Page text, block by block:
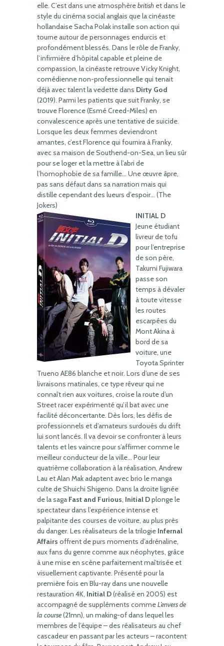
elle. C’est dans une atmosphèrebritish et dans le
style du cinéma social anglais que la cinéaste
hollandaise Sacha Polak installe son action qui
tourne autour de personnages endurcis et
profondément blessés. Dans le rôle de Franky,
l’infirmière d’hôpital capable et pleine de
compassion, la cinéaste retrouve Vicky Knight,
comédienne non-professionnelle qui tenait
déjà avec talent la vedette dans Dirty God
(2019). Parmi les patients que suit Franky, se
trouve Florence (Esmé Creed-Miles) en
convalescence après une tentative de suicide.
Lorsque les deux femmes deviendront
amantes, c’est Florence qui fournira à Franky,
avec sa maison de Southend-on-Sea, un lieu sûr
pour se loger et la mettre à l’abri de
l’homophobie de sa famille… Une œuvre âpre,
pas sans défaut dans sa narration mais qui
distille cependant des lueurs d’espoir… (The
Jokers)
INITIAL D
Jeune étudiant
livreur de tofu
pour l’entreprise
de son père,
Takumi Fujiwara
passe son
temps à dévaler
à toute vitesse
les routes
escarpées du
Mont Akina à
bord de sa
voiture, une
Toyota Sprinter
Trueno AE86 blanche et noir. Lors d’une de ses
livraisons matinales, ce type rêveur qui ne
connaît rien aux voitures, croise la route d’un
Street racer expérimenté qu’il bat avec une
facilité déconcertante. Dès lors, les défis de
professionnels et d’amateurs surdoués du drift
lui sont lancés. Il va devoir se confronter à leurs
talents et les vaincre pour s’affirmer comme le
meilleur conducteur de la ville… Pour leur
quatrième collaboration à la réalisation, Andrew
Lau et Alan Mak adaptent avec brio le manga
culte de Shuichi Shigeno. Dans la droite lignée
de la saga Fast and Furious, Initial Dplonge le
spectateur dans l’expérience intense et
palpitante des courses de voiture, au plus près
du danger. Les réalisateurs de la trilogie Infernal
Affairs offrent de purs moments d’adrénaline,
aux fans du genre comme aux néophytes, grâce
à une mise en scène parfaitement maîtrisée et
visuellement captivante. Présenté pour la
première fois en Blu-ray dans une nouvelle
restauration 4K, Initial D(réalisé en 2005) est
accompagné de suppléments commeL’envers de
la course(21mn), un making-of dans lequel les
membres de l’équipe – des réalisateurs au chef
cascadeur en passant par les acteurs – racontent